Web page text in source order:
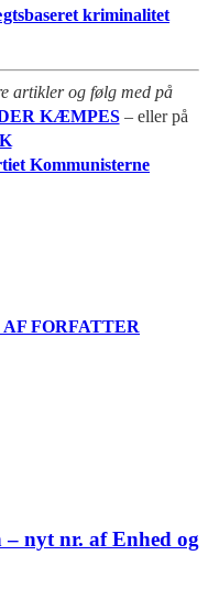
kriminalitet
artikler og følg med på
KÆMPES – eller på
Kommunisterne
FORFATTER
nyt nr. af Enhed og